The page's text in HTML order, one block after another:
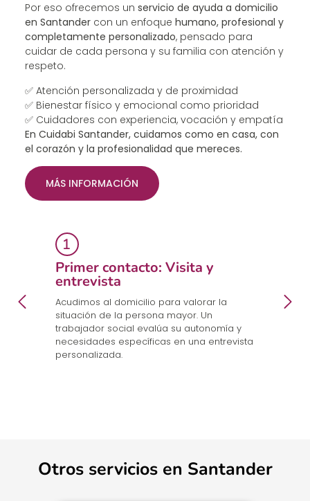
Por eso ofrecemos un servicio de ayuda a domicilio
en Santandercon un enfoque humano, profesional y
completamente personalizado, pensado para
cuidar de cada persona y su familia con atención y
respeto.
✅ Atención personalizada y de proximidad
✅ Bienestar físico y emocional como prioridad
✅ Cuidadores con experiencia, vocación y empatía
En Cuidabi Santander, cuidamos como en casa, con
el corazón y la profesionalidad que mereces.
MÁS INFORMACIÓN
Primer contacto: Visita y
entrevista
Acudimos al domicilio para valorar la
situación de la persona mayor. Un
trabajador social evalúa su autonomía y
necesidades específicas en una entrevista
personalizada.
Otros servicios en Santander